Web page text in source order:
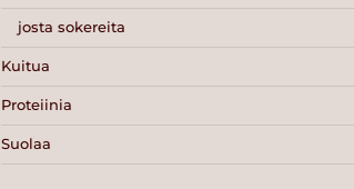
josta sokereita
Kuitua
Proteiinia
Suolaa